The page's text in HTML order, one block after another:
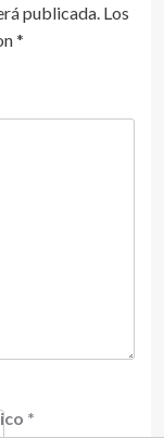
publicada. Los
*
*